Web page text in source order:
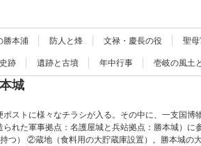
勝本浦 防人と烽 文禄・慶長の役 聖
史跡 遺跡と古墳 年中行事 壱岐の風土
城
ストに様々なチラシが入る。その中に、一支国
れた軍事拠点：名護屋城と兵站拠点：勝本城）
つ） ②蔵地（食料用の大貯蔵庫設置）。勝本城の